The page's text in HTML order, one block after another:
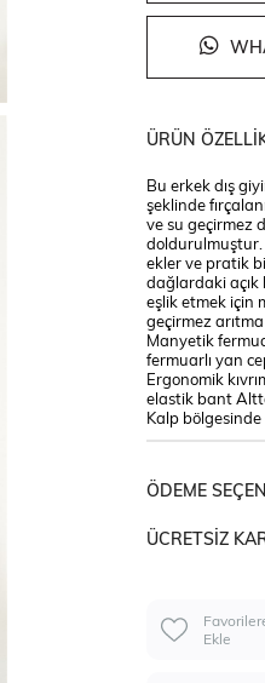
ÜRÜN
Bu erkek dış
şeklinde
ve su geçirmez
ekler ve pratik
dağlardaki
eşlik etmek için
geçirmez arıtma
Manyetik
fermuarlı yan
Ergonomik
elastik bant
Kalp
ÖDEME
ÜCRETSIZ
Ekle